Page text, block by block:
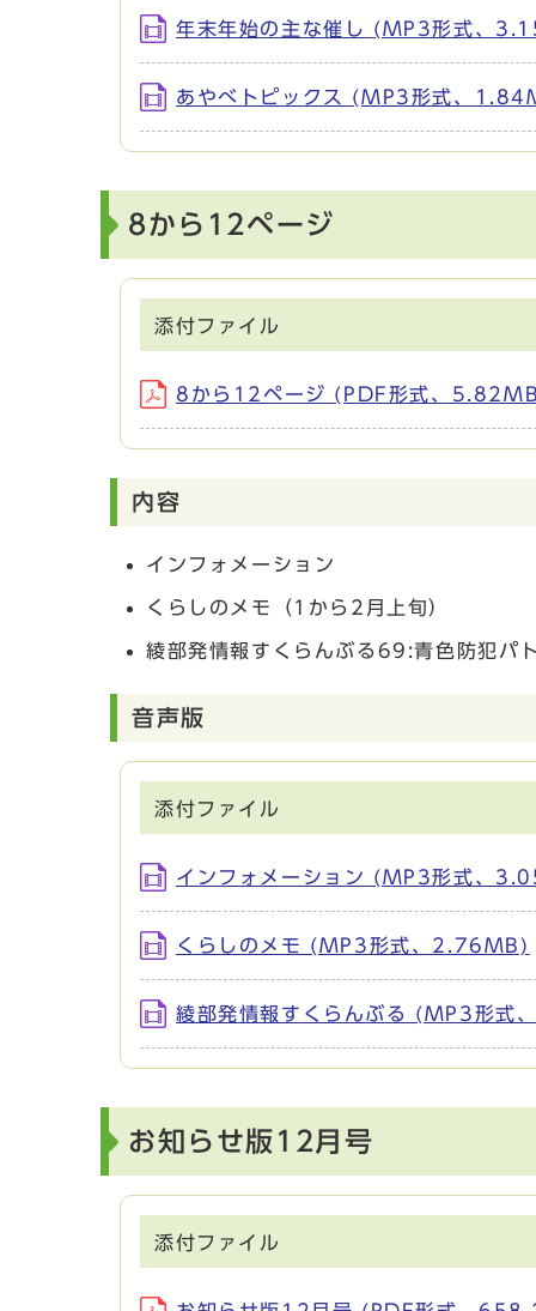
年末年始の主な催し (MP3形式、
あやべトピックス (MP3形式、
8から12ページ
添付ファイル
8から12ページ (PDF形式、
内容
インフォメーション
くらしのメモ（1から2月上旬）
綾部発情報すくらんぶる69:青色防犯パ
音声版
添付ファイル
インフォメーション (MP3形式、
くらしのメモ (MP3形式、2.76MB)
綾部発情報すくらんぶる (MP3形式
お知らせ版12月号
添付ファイル